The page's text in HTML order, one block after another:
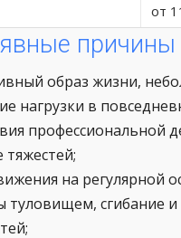
от
причины
образ жизни,
нагрузки в
профессиональной
на регулярной
туловищем, сгибание и